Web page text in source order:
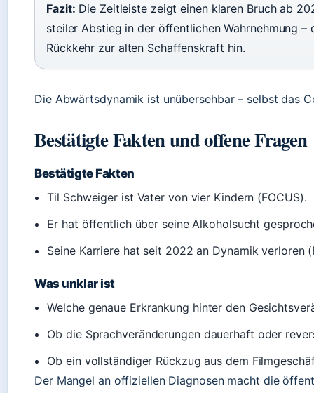
Fazit: Die Zeitleiste zeigt einen klaren Bruch ab
steiler Abstieg in der öffentlichen Wahrnehmung
Rückkehr zur alten Schaffenskraft hin.
Die Abwärtsdynamik ist unübersehbar – selbst das
Bestätigte Fakten und offene Fragen
Bestätigte Fakten
Til Schweiger ist Vater von vier Kindern (FOCUS).
Er hat öffentlich über seine Alkoholsucht
Seine Karriere hat seit 2022 an Dynamik verloren
Was unklar ist
Welche genaue Erkrankung hinter den
Ob die Sprachveränderungen dauerhaft oder
Ob ein vollständiger Rückzug aus dem
Der Mangel an offiziellen Diagnosen macht die